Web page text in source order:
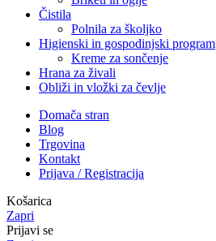
Čistila
Polnila za školjko
Higienski in gospodinjski program
Kreme za sončenje
Hrana za živali
Obliži in vložki za čevlje
Domača stran
Blog
Trgovina
Kontakt
Prijava / Registracija
Košarica
Zapri
Prijavi se